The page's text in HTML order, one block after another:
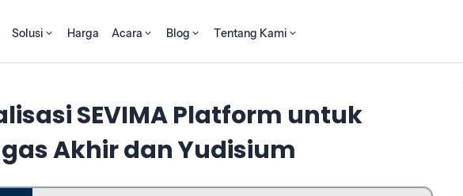
Solusi Harga Acara Blog Tentang Kami
SEVIMA Platform untuk
Akhir dan Yudisium